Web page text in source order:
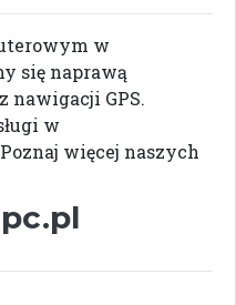
w
się naprawą
nawigacji GPS.
w
więcej naszych